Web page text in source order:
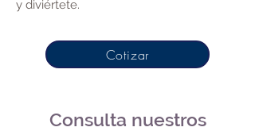
y diviértete.
Cotizar
Consulta nuestros